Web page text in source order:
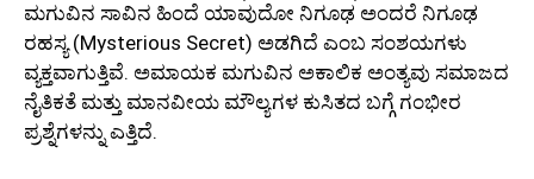
ಮಗುವಿನ ಸಾವಿನ ಹಿಂದೆ ಯಾವುದೋ ನಿಗೂಢ ಅಂದರೆ ನಿಗೂಢ
ರಹಸ್ಯ (Mysterious Secret) ಅಡಗಿದೆ ಎಂಬ ಸಂಶಯಗಳು
ವ್ಯಕ್ತವಾಗುತ್ತಿವೆ. ಅಮಾಯಕ ಮಗುವಿನ ಅಕಾಲಿಕ ಅಂತ್ಯವು ಸಮಾಜದ
ನೈತಿಕತೆ ಮತ್ತು ಮಾನವೀಯ ಮೌಲ್ಯಗಳ ಕುಸಿತದ ಬಗ್ಗೆ ಗಂಭೀರ
ಪ್ರಶ್ನೆಗಳನ್ನು ಎತ್ತಿದೆ.